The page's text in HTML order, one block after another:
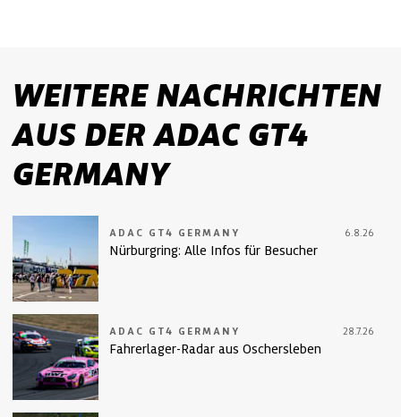
WEITERE NACHRICHTEN
AUS DER ADAC GT4
GERMANY
ADAC GT4 GERMANY 6.8.26
Nürburgring: Alle Infos für Besucher
ADAC GT4 GERMANY 28.7.26
Fahrerlager-Radar aus Oschersleben